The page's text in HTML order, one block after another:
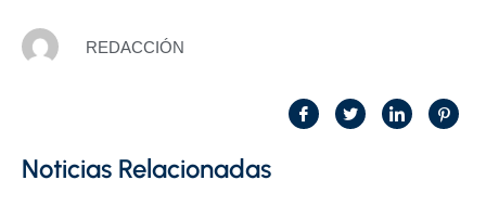
REDACCIÓN
Noticias Relacionadas